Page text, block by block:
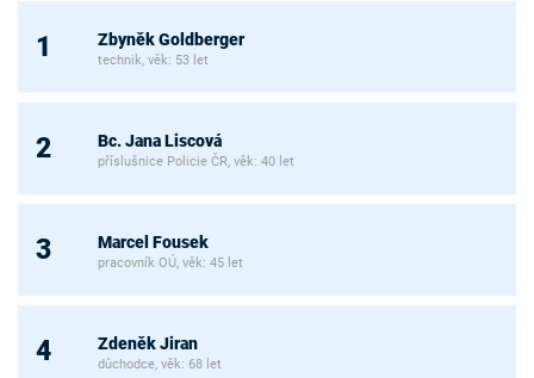
1 Zbyněk Goldberger
technik, věk: 53 let
2 Bc. Jana Liscová
příslušnice Policie ČR, věk: 40 let
3 Marcel Fousek
pracovník OÚ, věk: 45 let
4 Zdeněk Jiran
důchodce, věk: 68 let